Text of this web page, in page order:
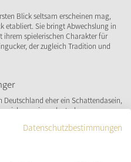
Blick seltsam erscheinen mag,
etabliert. Sie bringt Abwechslung in
spielerischen Charakter für
der zugleich Tradition und
eher ein Schattendasein,
sich um einen deutschen
zu einem festen Bestandteil des
Datenschutzbestimmungen